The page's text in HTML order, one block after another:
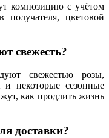
композицию с учётом
цветовой
свежесть?
свежестью розы,
и некоторые сезонные
как продлить жизнь
доставки?